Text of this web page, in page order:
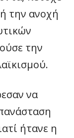
την ανοχή
την
να
ήτανε η